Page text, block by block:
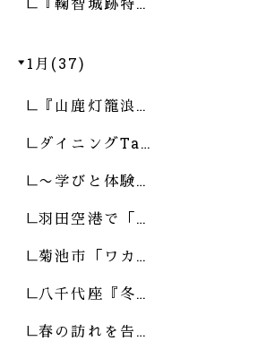
1月(37)
『山鹿灯籠浪…
ダイニングTa…
〜学びと体験…
羽田空港で「…
菊池市「ワカ…
八千代座『冬…
春の訪れを告…